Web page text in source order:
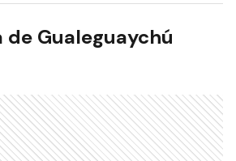
de Gualeguaychú